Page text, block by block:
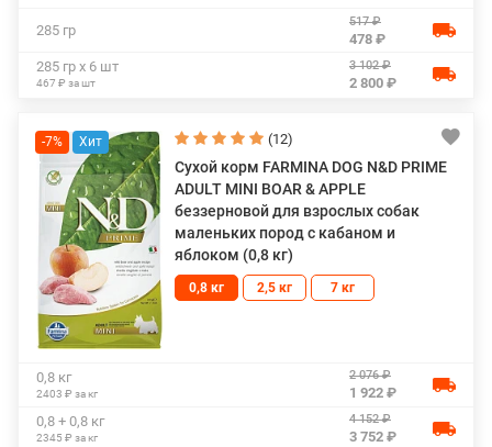
285 гр
517 ₽
478 ₽
285 гр х 6 шт
467 ₽ за шт
3 102 ₽
2 800 ₽
-7% (12)
Сухой корм FARMINA DOG N&D PRIME
ADULT MINI BOAR & APPLE
беззерновой для взрослых собак
маленьких пород с кабаном и
яблоком (0,8 кг)
0,8 кг 2,5 кг 7 кг
0,8 кг
2403 ₽ за кг
2 076 ₽
1 922 ₽
0,8 + 0,8 кг
2345 ₽ за кг
4 152 ₽
3 752 ₽